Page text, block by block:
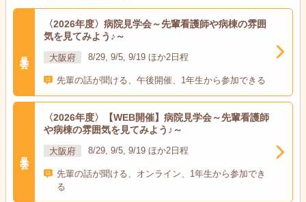
〈2026年度〉病院見学会～先輩看護師や病棟の雰囲
気を見てみよう♪～
大阪府 8/29, 9/5, 9/19 ほか2日程
先輩の話が聞ける、午後開催、1年生から参加できる
〈2026年度〉【WEB開催】病院見学会～先輩看護師
や病棟の雰囲気を見てみよう♪～
大阪府 8/29, 9/5, 9/19 ほか2日程
先輩の話が聞ける、オンライン、1年生から参加でき
る